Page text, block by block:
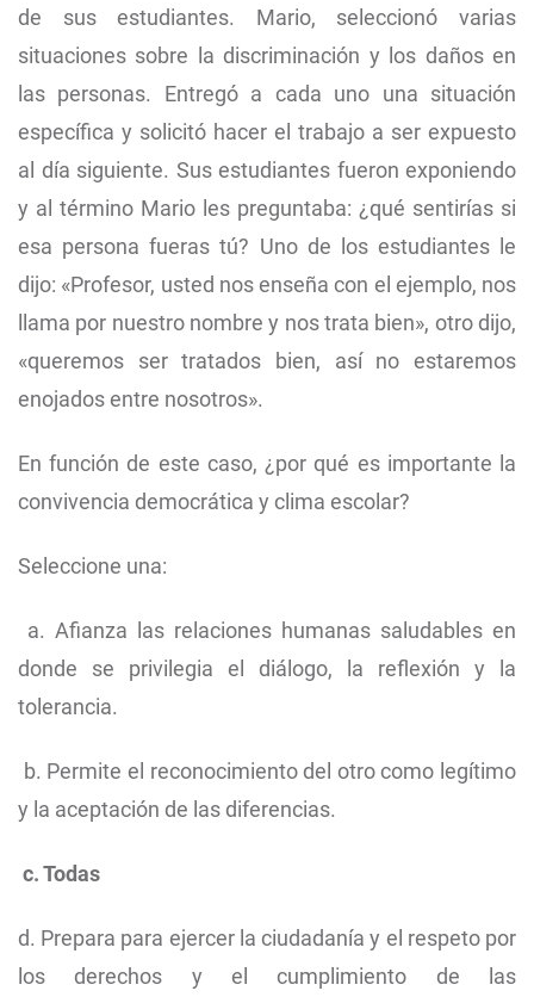
de sus estudiantes. Mario, seleccionó varias
situaciones sobre la discriminación y los daños en
las personas. Entregó a cada uno una situación
específica y solicitó hacer el trabajo a ser expuesto
al día siguiente. Sus estudiantes fueron exponiendo
y al término Mario les preguntaba: ¿qué sentirías si
esa persona fueras tú? Uno de los estudiantes le
dijo: «Profesor, usted nos enseña con el ejemplo, nos
llama por nuestro nombre y nos trata bien», otro dijo,
«queremos ser tratados bien, así no estaremos
enojados entre nosotros».
En función de este caso, ¿por qué es importante la
convivencia democrática y clima escolar?
Seleccione una:
a. Afianza las relaciones humanas saludables en
donde se privilegia el diálogo, la reflexión y la
tolerancia.
b. Permite el reconocimiento del otro como legítimo
y la aceptación de las diferencias.
c. Todas
d. Prepara para ejercer la ciudadanía y el respeto por
los derechos y el cumplimiento de las